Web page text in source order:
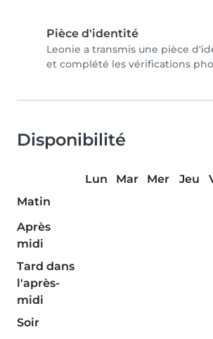
Pièce d'identité
Leonie a transmis une pièce
et complété les vérifications
Disponibilité
Lun Mar Mer Jeu
Matin
Après
midi
Tard dans
l'après-
midi
Soir